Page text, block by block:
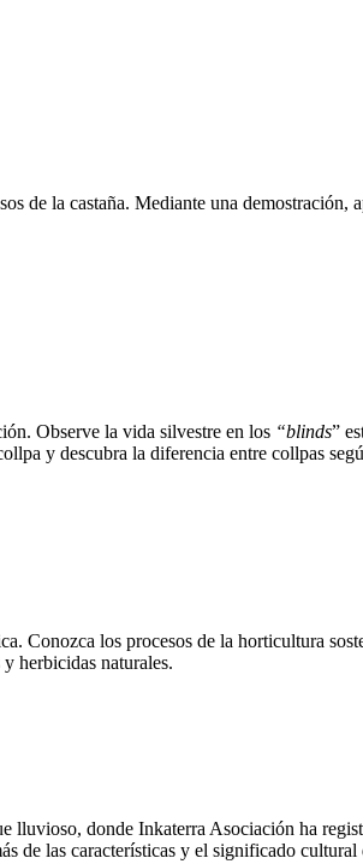
de la castaña. Mediante una demostración,
Observe la vida silvestre en los “blinds”
y descubra la diferencia entre collpas
Conozca los procesos de la horticultura
herbicidas naturales.
donde Inkaterra Asociación ha
de las características y el significado